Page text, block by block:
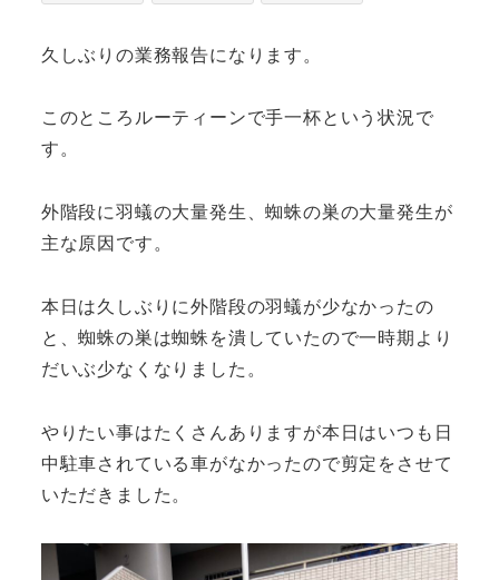
久しぶりの業務報告になります。
このところルーティーンで手一杯という状況で
す。
外階段に羽蟻の大量発生、蜘蛛の巣の大量発生が
主な原因です。
本日は久しぶりに外階段の羽蟻が少なかったの
と、蜘蛛の巣は蜘蛛を潰していたので一時期より
だいぶ少なくなりました。
やりたい事はたくさんありますが本日はいつも日
中駐車されている車がなかったので剪定をさせて
いただきました。